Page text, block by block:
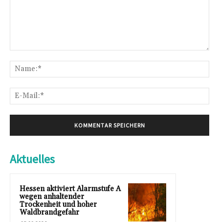
Aktuelles
Hessen aktiviert Alarmstufe A
wegen anhaltender
Trockenheit und hoher
Waldbrandgefahr